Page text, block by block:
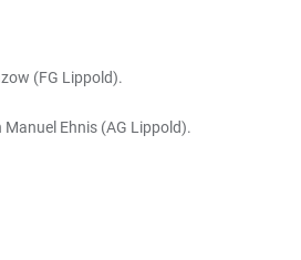
(FG Lippold).
Ehnis (AG Lippold).